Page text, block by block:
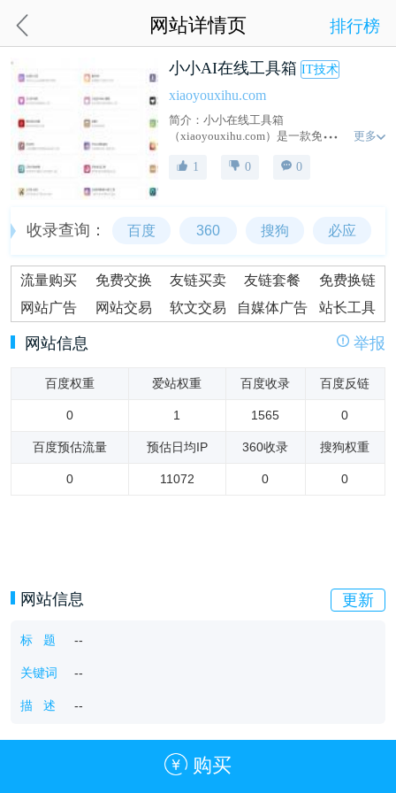
网站详情页 排行榜
小小AI在线工具箱 IT技术
xiaoyouxihu.com
简介：小小在线工具箱
（xiaoyouxihu.com）是一款免费在线AI工
更多
1 0 0
收录查询： 百度 360 搜狗 必应
流量购买 免费交换 友链买卖 友链套餐
免费换链
网站广告
网站交易 软文交易 自媒体广告 站长工具
网站信息 举报
百度权重 爱站权重 百度收录 百度反链
0 1 1565 0
百度预估流量 预估日均IP 360收录 搜狗权重
0 11072 0 0
网站信息 更新
标 题 --
关键词 --
描 述 --
购买